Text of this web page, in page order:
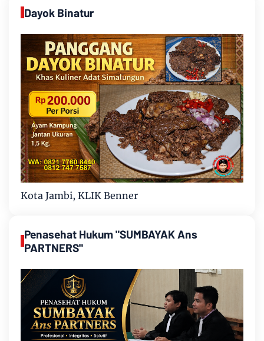
Dayok Binatur
Kota Jambi, KLIK Benner
Penasehat Hukum "SUMBAYAK Ans
PARTNERS"